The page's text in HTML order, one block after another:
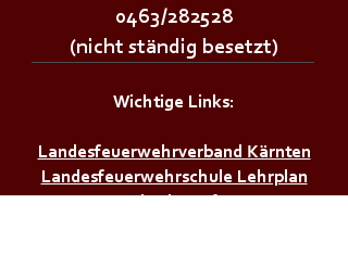
0463/282528
(nicht ständig besetzt)
Wichtige Links:
Landesfeuerwehrverband Kärnten
Landesfeuerwehrschule Lehrplan